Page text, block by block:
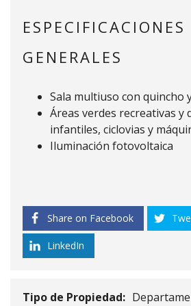
ESPECIFICACIONES
GENERALES
Sala multiuso con quincho
Áreas verdes recreativas y
infantiles, ciclovias y
Iluminación fotovoltaica
Share on Facebook
LinkedIn
Tipo de Propiedad: